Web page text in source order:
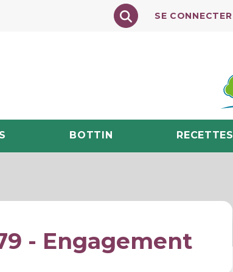
Texte à rechercher
SE CONNECTER
BOTTIN RECETTES
- Engagement